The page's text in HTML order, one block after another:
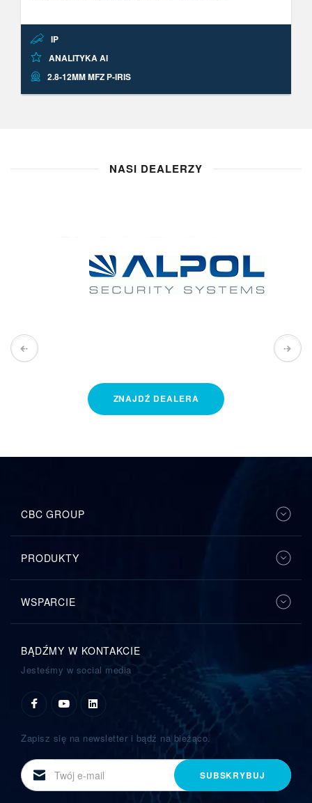
IP
ANALITYKA AI
2.8-12MM MFZ P-IRIS
NASI DEALERZY
ZNAJDŹ DEALERA
CBC GROUP
PRODUKTY
WSPARCIE
BĄDŹMY W KONTAKCIE
Jesteśmy w social media
Zapisz się na newsletter i bądź na bieżąco.
E-
mail
SUBSKRYBUJ